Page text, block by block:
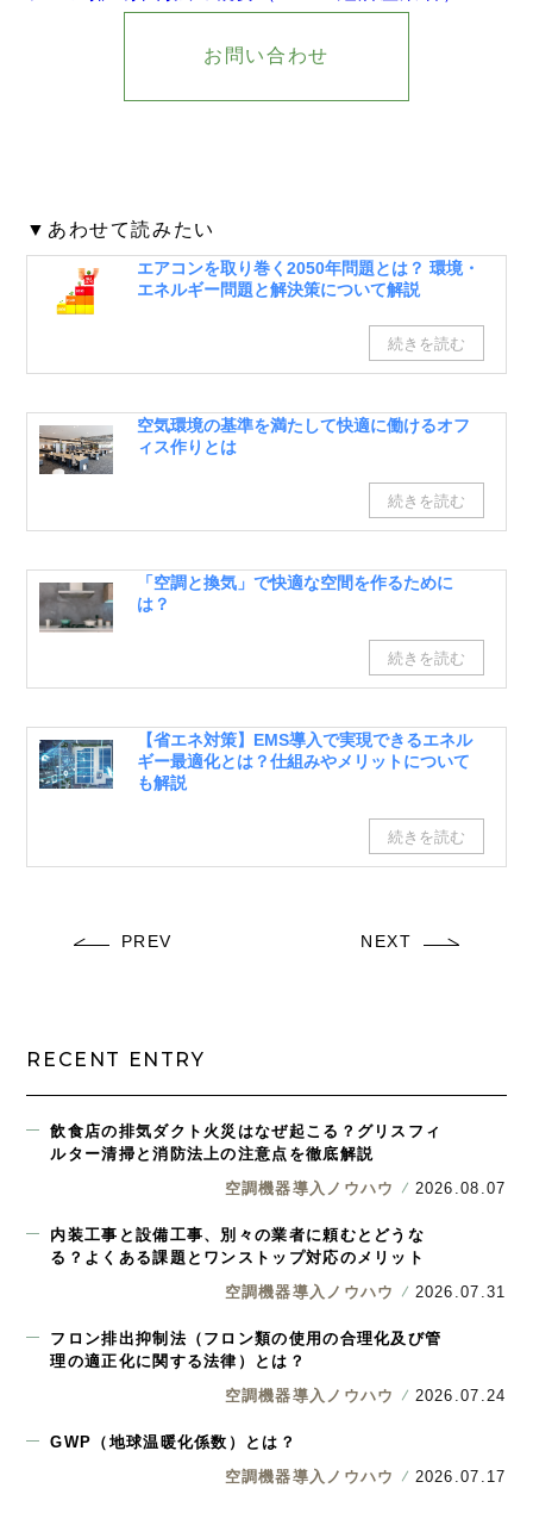
お問い合わせ
▼あわせて読みたい
エアコンを取り巻く2050年問題とは？ 環境・
エネルギー問題と解決策について解説
空気環境の基準を満たして快適に働けるオフ
ィス作りとは
「空調と換気」で快適な空間を作るために
は？
【省エネ対策】EMS導入で実現できるエネル
ギー最適化とは？仕組みやメリットについて
も解説
PREV NEXT
RECENT ENTRY
飲食店の排気ダクト火災はなぜ起こる？グリスフィ
ルター清掃と消防法上の注意点を徹底解説
空調機器導入ノウハウ
2026.08.07
内装工事と設備工事、別々の業者に頼むとどうな
る？よくある課題とワンストップ対応のメリット
空調機器導入ノウハウ
2026.07.31
フロン排出抑制法（フロン類の使用の合理化及び管
理の適正化に関する法律）とは？
空調機器導入ノウハウ
2026.07.24
GWP（地球温暖化係数）とは？
空調機器導入ノウハウ
2026.07.17